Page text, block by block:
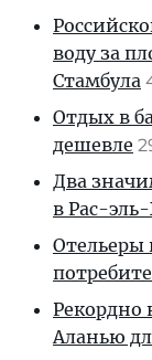
воду за
Стамбула
Отдых в
дешевле
Два
в Рас-
Отельеры
Рекордно
Аланью